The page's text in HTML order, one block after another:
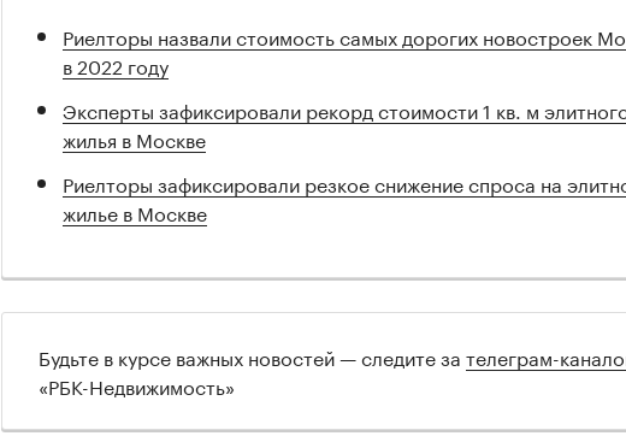
Риелторы назвали стоимость самых дорогих новостроек
в 2022 году
Эксперты зафиксировали рекорд стоимости 1 кв. м
жилья в Москве
Риелторы зафиксировали резкое снижение спроса на
жилье в Москве
Будьте в курсе важных новостей — следите за телеграм-
«РБК-Недвижимость»